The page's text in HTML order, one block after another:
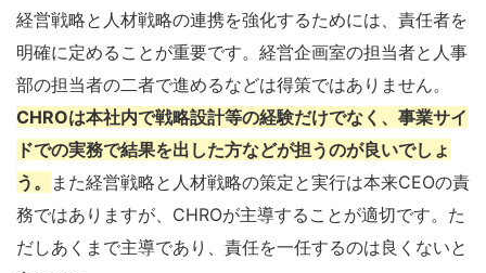
経営戦略と人材戦略の連携を強化するためには、責任者を
明確に定めることが重要です。経営企画室の担当者と人事
部の担当者の二者で進めるなどは得策ではありません。
CHROは本社内で戦略設計等の経験だけでなく、事業サイ
ドでの実務で結果を出した方などが担うのが良いでしょ
う。
また経営戦略と人材戦略の策定と実行は本来CEOの責
務ではありますが、CHROが主導することが適切です。た
だしあくまで主導であり、責任を一任するのは良くないと